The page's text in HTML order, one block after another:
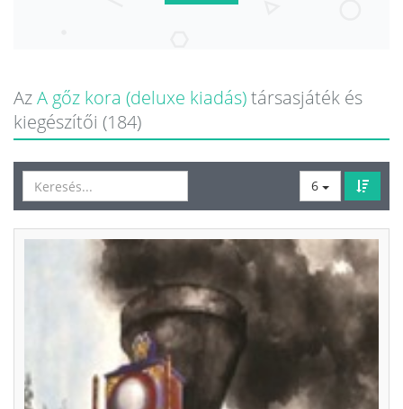
AzA gőz kora (deluxe kiadás)társasjáték és
kiegészítői (184)
6